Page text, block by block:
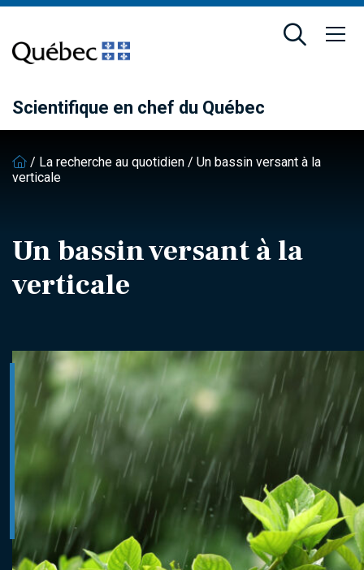
contenu
principal
pied
de
Scientifique en chef du Québec
/ La recherche au quotidien / Un bassin versant à la
verticale
Un bassin versant à la
verticale